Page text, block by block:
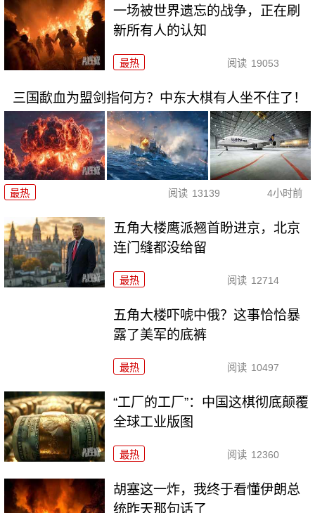
一场被世界遗忘的战争，正在刷
新所有人的认知
最热 阅读 19053
三国歃血为盟剑指何方？中东大棋有人坐不住了！
最热 阅读 13139 4小时前
五角大楼鹰派翘首盼进京，北京
连门缝都没给留
最热 阅读 12714
五角大楼吓唬中俄？这事恰恰暴
露了美军的底裤
最热 阅读 10497
“工厂的工厂”：中国这棋彻底颠覆
全球工业版图
最热 阅读 12360
胡塞这一炸，我终于看懂伊朗总
统昨天那句话了